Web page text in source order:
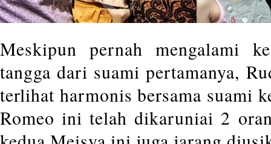
Meskipun pernah mengalami
tangga dari suami pertamanya,
terlihat harmonis bersama suami
Romeo ini telah dikaruniai 2